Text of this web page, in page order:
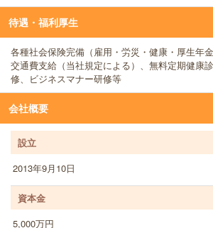
待遇・福利厚生
各種社会保険完備（雇用・労災・健康・厚生年
交通費支給（当社規定による）、無料定期健康
修、ビジネスマナー研修等
会社概要
設立
2013年9月10日
資本金
5,000万円